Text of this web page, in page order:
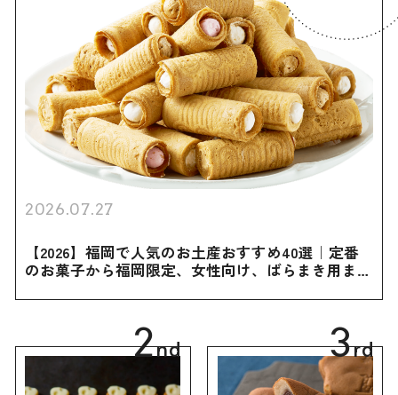
2026.07.27
【2026】福岡で人気のお土産おすすめ40選｜定番
のお菓子から福岡限定、女性向け、ばらまき用まで
2nd 3rd